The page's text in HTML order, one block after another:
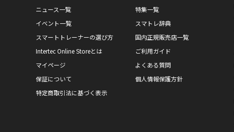
ニュース一覧
特集一覧
イベント一覧
スマトレ辞典
スマートトレーナーの選び方
国内正規販売店一覧
Intertec Online Storeとは
ご利用ガイド
マイページ
よくある質問
保証について
個人情報保護方針
特定商取引法に基づく表示